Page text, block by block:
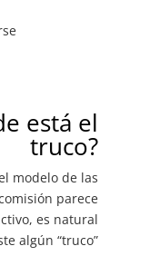
está el
truco?
modelo de las
parece
es natural
algún “truco”